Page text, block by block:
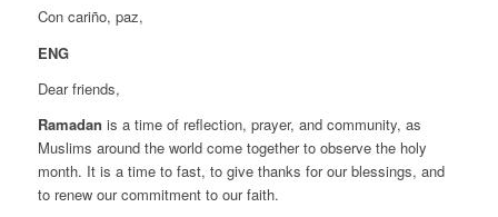
Con cariño, paz,
ENG
Dear friends,
Ramadan is a time of reflection, prayer, and community, as
Muslims around the world come together to observe the holy
month. It is a time to fast, to give thanks for our blessings, and
to renew our commitment to our faith.